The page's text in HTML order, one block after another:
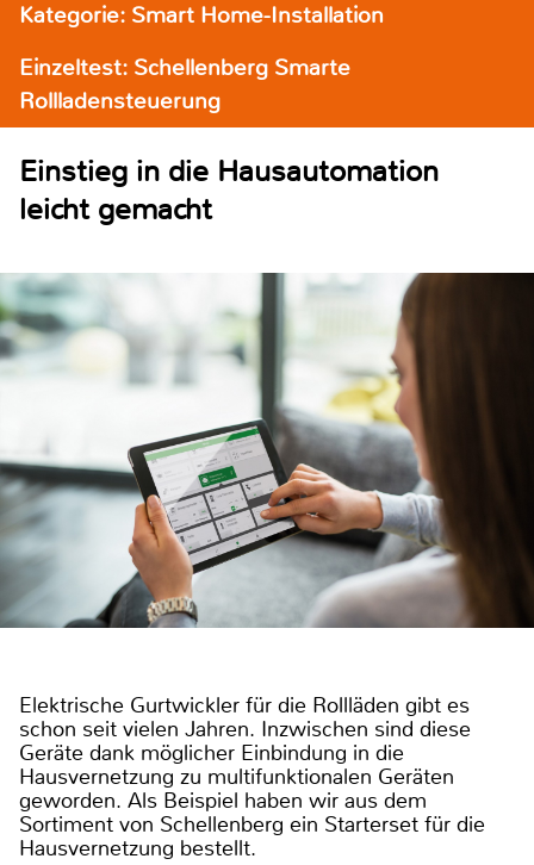
Kategorie: Smart Home-Installation
Einzeltest: Schellenberg Smarte
Rollladensteuerung
Einstieg in die Hausautomation
leicht gemacht
Elektrische Gurtwickler für die Rollläden gibt es
schon seit vielen Jahren. Inzwischen sind diese
Geräte dank möglicher Einbindung in die
Hausvernetzung zu multifunktionalen Geräten
geworden. Als Beispiel haben wir aus dem
Sortiment von Schellenberg ein Starterset für die
Hausvernetzung bestellt.